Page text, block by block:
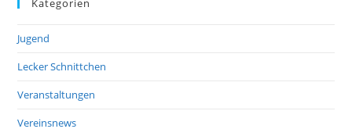
Kategorien
Jugend
Lecker Schnittchen
Veranstaltungen
Vereinsnews